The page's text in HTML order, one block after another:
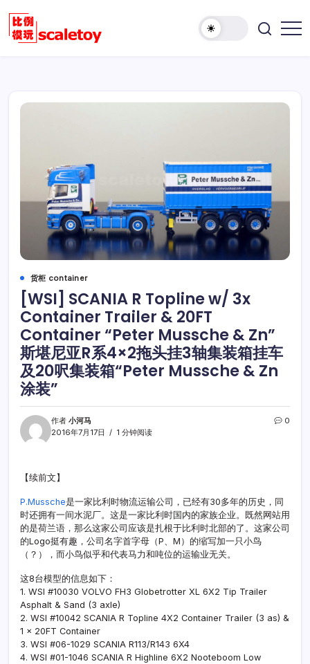
正
欢
玩
具
天
地！
货柜 container
[WSI] SCANIA R Topline w/ 3x
Container Trailer & 20FT
Container “Peter Mussche & Zn”
斯堪尼亚R系4×2拖头挂3轴集装箱挂车
及20呎集装箱“Peter Mussche & Zn
涂装”
作者 小河马
2016年7月17日
1 分钟阅读
0
【续前文】
P.Mussche是一家比利时物流运输公司，已经有30多年的历史，同
时还拥有一间水泥厂。这是一家比利时国内的家族企业。既然网站用
的是荷兰语，那么这家公司应该是扎根于比利时北部的了。这家公司
的Logo挺有趣，公司名字首字母（P、M）的缩写加一只小鸟
（？），而小鸟似乎和代表马力和吨位的运输业无关。
这8台模型的信息如下：
1. WSI #10030 VOLVO FH3 Globetrotter XL 6X2 Tip Trailer
Asphalt & Sand (3 axle)
2. WSI #10042 SCANIA R Topline 4X2 Container Trailer (3 as) &
1 x 20FT Container
3. WSI #06-1029 SCANIA R113/R143 6X4
4. WSI #01-1046 SCANIA R Highline 6X2 Nooteboom Low